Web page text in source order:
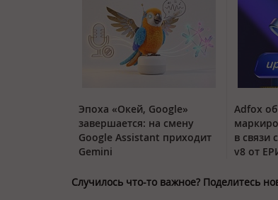
Эпоха «Окей, Google»
завершается: на смену
Google Assistant приходит
Gemini
Adfox
в связи
v8 от
Случилось что-то важное? Поделитесь